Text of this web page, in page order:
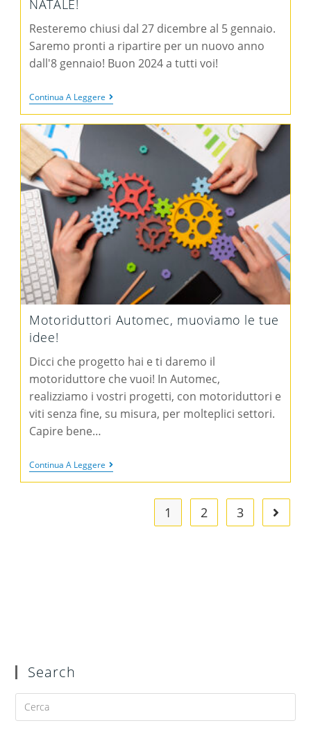
NATALE!
Resteremo chiusi dal 27 dicembre al 5 gennaio.
Saremo pronti a ripartire per un nuovo anno
dall'8 gennaio! Buon 2024 a tutti voi!
Continua A Leggere
Motoriduttori Automec, muoviamo le tue
idee!
Dicci che progetto hai e ti daremo il
motoriduttore che vuoi! In Automec,
realizziamo i vostri progetti, con motoriduttori e
viti senza fine, su misura, per molteplici settori.
Capire bene…
Continua A Leggere
1 2 3
Search